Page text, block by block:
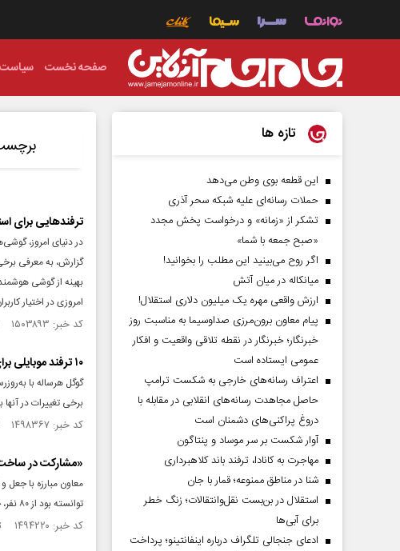
صفحه نخست سیاست
ترفندهایی برای
در دنیای امروز،
گزارش، به معرفی
بهینه از گوشی
امروزی در اختیار
کد خبر: ۱۵۰۳۸۹۳ تاریخ انتشار : ۱۴۰۴/۰۲/۲۸
۱۰ ترفند موبایلی برای جست‌وجوی امن
گوگل هرساله با
برخی تغییرات در
کد خبر: ۱۴۹۸۳۶۷ تاریخ انتشار : ۱۴۰۴/۰۱/۱۷
«مشارکت در ساخت»
معاون مبارزه با جعل
توانسته بود از ۸۰ نفر، حدود یک هزار و ۸۰۰ میلیارد ریال اخاذی کند، شناسایی و دستگیر کنند.
کد خبر: ۱۴۹۴۲۲۰ تاریخ انتشار : ۱۴۰۳/۱۱/۳۰
تازه ها
این قطعه بوی وطن می‌دهد
حملات رسانه‌ای علیه شبکه سحر آذری
تشکر از «زمانه» و درخواست پخش مجدد
«صبح جمعه با شما»
اگر روح می‌بینید این مطلب را بخوانید!
میانکاله در میان آتش
ارزش واقعی مهره یک میلیون دلاری استقلال!
پیام معاون برون‌مرزی صداوسیما به مناسبت روز
خبرنگار؛ خبرنگار در نقطه تلاقی واقعیت و افکار
عمومی ایستاده است
اعتراف رسانه‌های خارجی به شکست ترامپ
حاصل مجاهدت رسانه‌های انقلابی در مقابله با
دروغ پراکنی‌های دشمنان است
آوار شکست بر سر موساد و پنتاگون
مهاجرت به کانادا، ترفند باند کلاهبرداری
شنا در مناطق ممنوعه؛ قمار با جان
استقلال در بن‌بست نقل‌وانتقالات؛ زنگ خطر
برای آبی‌ها
ادعای جنجالی تلگراف درباره اینفانتینو؛ پرداخت